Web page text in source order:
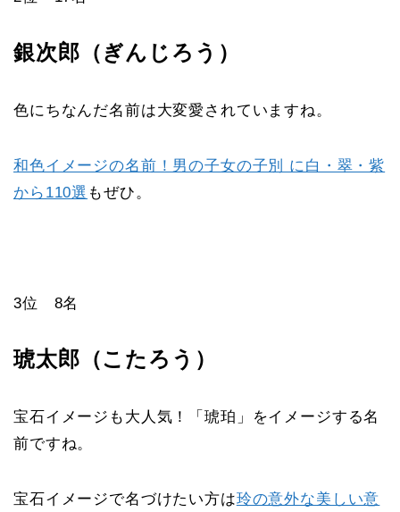
銀次郎（ぎんじろう）
色にちなんだ名前は大変愛されていますね。
和色イメージの名前！男の子女の子別 に白・翠・紫
から110選 もぜひ。
3位 8名
琥太郎（こたろう）
宝石イメージも大人気！「琥珀」をイメージする名
前ですね。
宝石イメージで名づけたい方は玲の意外な美しい意